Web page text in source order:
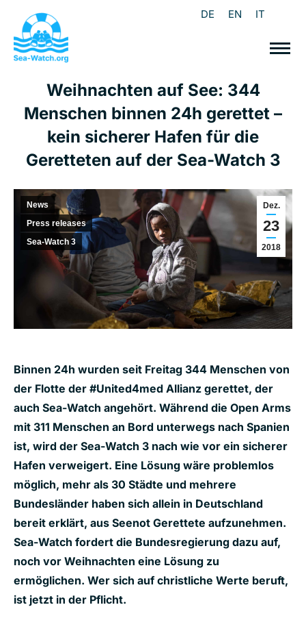
DE EN IT
Weihnachten auf See: 344
Menschen binnen 24h gerettet –
kein sicherer Hafen für die
Geretteten auf der Sea-Watch 3
Dez.
23
2018
News
Press releases
Sea-Watch 3
Binnen 24h wurden seit Freitag 344 Menschen von
der Flotte der #United4med Allianz gerettet, der
auch Sea-Watch angehört. Während die Open Arms
mit 311 Menschen an Bord unterwegs nach Spanien
ist, wird der Sea-Watch 3 nach wie vor ein sicherer
Hafen verweigert. Eine Lösung wäre problemlos
möglich, mehr als 30 Städte und mehrere
Bundesländer haben sich allein in Deutschland
bereit erklärt, aus Seenot Gerettete aufzunehmen.
Sea-Watch fordert die Bundesregierung dazu auf,
noch vor Weihnachten eine Lösung zu
ermöglichen. Wer sich auf christliche Werte beruft,
ist jetzt in der Pflicht.